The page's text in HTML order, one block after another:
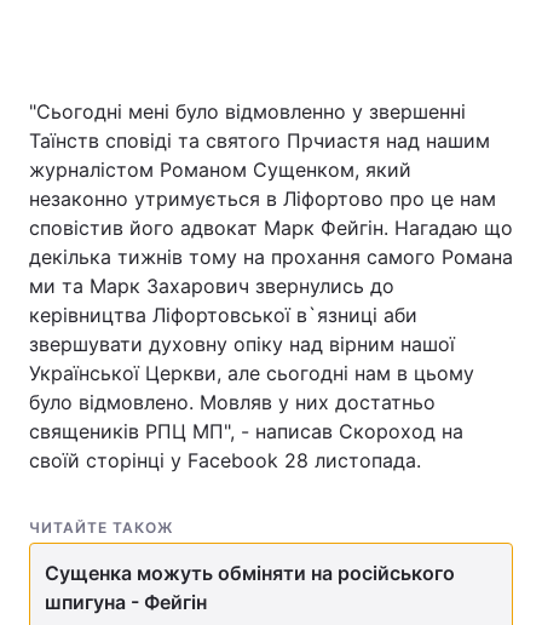
"Сьогодні мені було відмовленно у звершенні
Таїнств сповіді та святого Прчиастя над нашим
журналістом Романом Сущенком, який
незаконно утримується в Ліфортово про це нам
сповістив його адвокат Марк Фейгін. Нагадаю що
декілька тижнів тому на прохання самого Романа
ми та Марк Захарович звернулись до
керівництва Ліфортовської в`язниці аби
звершувати духовну опіку над вірним нашої
Української Церкви, але сьогодні нам в цьому
було відмовлено. Мовляв у них достатньо
священиків РПЦ МП", - написав Скороход на
своїй сторінці у Facebook 28 листопада.
ЧИТАЙТЕ ТАКОЖ
Сущенка можуть обміняти на російського
шпигуна - Фейгін